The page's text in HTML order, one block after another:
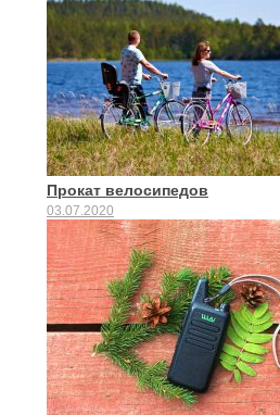
Прокат велосипедов
03.07.2020